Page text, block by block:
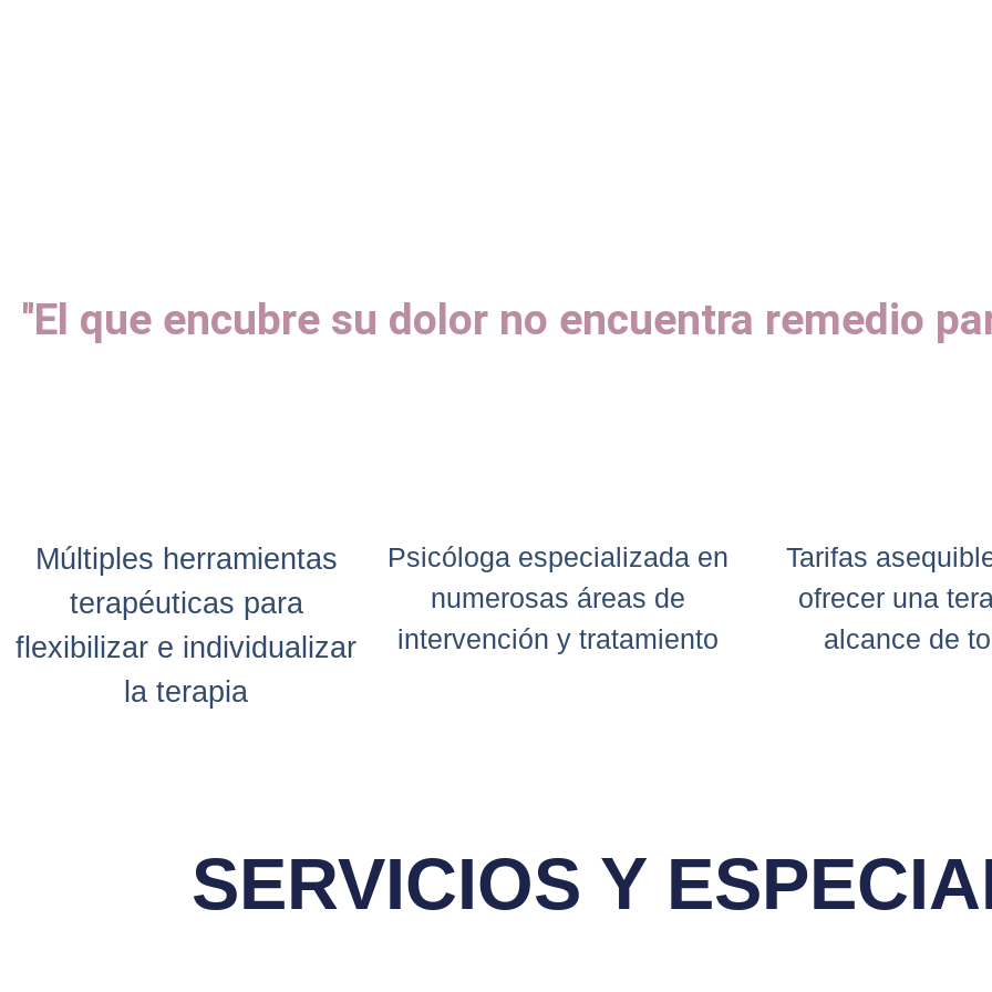
''El que encubre su dolor no encuentra remedio
Múltiples herramientas
terapéuticas para
flexibilizar e individualizar
la terapia
Psicóloga especializada en
numerosas áreas de
intervención y tratamiento
Tarifas
ofrecer una
alcance de
SERVICIOS Y